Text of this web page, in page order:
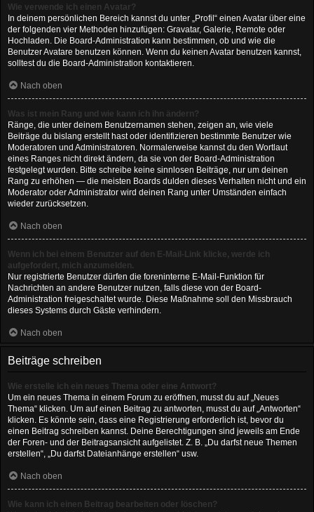
Wie verwende ich einen Avatar?
In deinem persönlichen Bereich kannst du unter „Profil“ einen Avatar über eine
der folgenden vier Methoden hinzufügen: Gravatar, Galerie, Remote oder
Hochladen. Die Board-Administration kann bestimmen, ob und wie die
Benutzer Avatare benutzen können. Wenn du keinen Avatar benutzen kannst,
solltest du die Board-Administration kontaktieren.
Nach oben
Was ist mein Rang und wie kann ich ihn ändern?
Ränge, die unter deinem Benutzernamen stehen, zeigen an, wie viele
Beiträge du bislang erstellt hast oder identifizieren bestimmte Benutzer wie
Moderatoren und Administratoren. Normalerweise kannst du den Wortlaut
eines Ranges nicht direkt ändern, da sie von der Board-Administration
festgelegt wurden. Bitte schreibe keine sinnlosen Beiträge, nur um deinen
Rang zu erhöhen — die meisten Boards dulden dieses Verhalten nicht und ein
Moderator oder Administrator wird deinen Rang unter Umständen einfach
wieder zurücksetzen.
Nach oben
Wenn ich bei einem Benutzer auf den E-Mail-Link klicke, werde ich
aufgefordert, mich anzumelden.
Nur registrierte Benutzer dürfen die foreninterne E-Mail-Funktion für
Nachrichten an andere Benutzer nutzen, falls diese von der Board-
Administration freigeschaltet wurde. Diese Maßnahme soll den Missbrauch
dieses Systems durch Gäste verhindern.
Nach oben
Beiträge schreiben
Wie erstelle ich ein neues Thema oder eine Antwort?
Um ein neues Thema in einem Forum zu eröffnen, musst du auf „Neues
Thema“ klicken. Um auf einen Beitrag zu antworten, musst du auf „Antworten“
klicken. Es könnte sein, dass eine Registrierung erforderlich ist, bevor du
einen Beitrag schreiben kannst. Deine Berechtigungen sind jeweils am Ende
der Foren- und der Beitragsansicht aufgelistet. Z. B. „Du darfst neue Themen
erstellen“, „Du darfst Dateianhänge erstellen“ usw.
Nach oben
Wie kann ich einen Beitrag bearbeiten oder löschen?